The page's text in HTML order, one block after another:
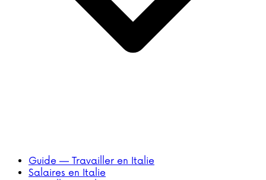
Guide — Travailler en Italie
Salaires en Italie